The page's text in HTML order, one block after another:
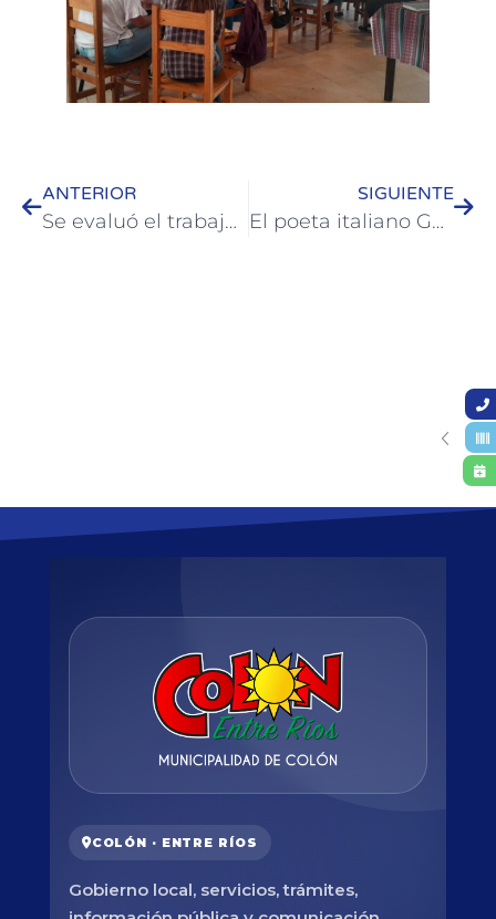
ANTERIOR
Se evaluó el trabajo en el Hogar de Protección Integral Yanina
SIGUIENTE
El poeta italiano Gastone Cappelloni presenta su libro en Colón
COLÓN · ENTRE RÍOS
Gobierno local, servicios, trámites,